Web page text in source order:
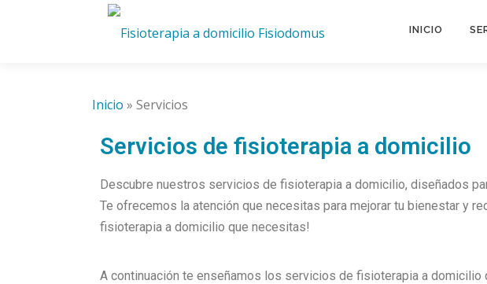
INICIO
Inicio » Servicios
Servicios de fisioterapia a domicilio
Descubre nuestros servicios de fisioterapia a domicilio, diseñados
Te ofrecemos la atención que necesitas para mejorar tu bienestar y
fisioterapia a domicilio que necesitas!
A continuación te enseñamos los servicios de fisioterapia a